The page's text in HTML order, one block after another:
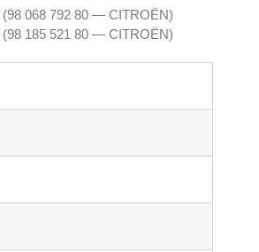
(98 068 792 80 — CITROËN)
(98 185 521 80 — CITROËN)